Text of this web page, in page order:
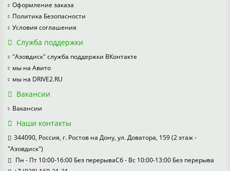
Оформление заказа
Политика Безопасности
Условия соглашения
Служба поддержки
"Азовдиск" служба поддержки ВКонтакте
мы на Авито
мы на DRIVE2.RU
Вакансии
Вакансии
Наши контакты
344090, Россия, г. Ростов на Дону, ул. Доватора, 159 (2 этаж -
"Азовдиск")
Пн - Пт 10:00-16:00 Без перерываСб - Вс 10:00-13:00 Без перерыва